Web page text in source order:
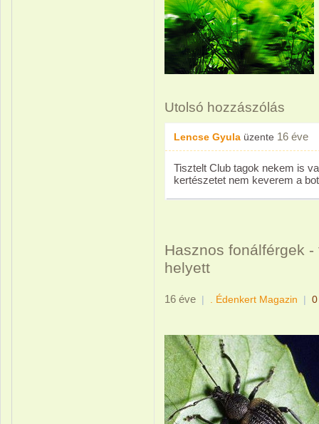
Utolsó hozzászólás
Lencse Gyula üzente 16 éve
Tisztelt Club tagok nekem is
kertészetet nem keverem a
Hasznos fonálférgek
helyett
16 éve | . Édenkert Magazin |